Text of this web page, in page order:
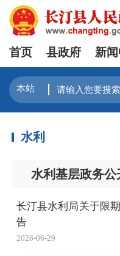
首页 县政府 新
水利
水利基层政务公
长汀县水利局关于限
告
2026-06-29